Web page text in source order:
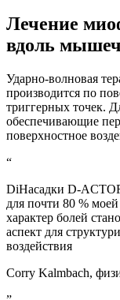
Лечение
вдоль
Ударно-волновая
производится по
триггерных точек.
обеспечивающие
поверхностное
“
DiНасадки D-
для почти 80 %
характер болей
аспект для
воздействия
Corry Kalmbach,